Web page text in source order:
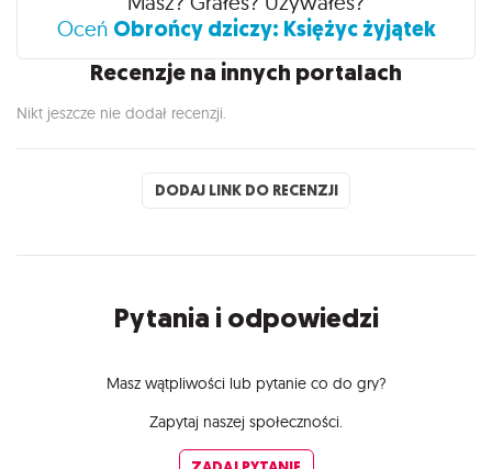
Oceń Obrońcy dziczy: Księżyc żyjątek
Recenzje na innych portalach
Nikt jeszcze nie dodał recenzji.
DODAJ LINK DO RECENZJI
Pytania i odpowiedzi
Masz wątpliwości lub pytanie co do gry?
Zapytaj naszej społeczności.